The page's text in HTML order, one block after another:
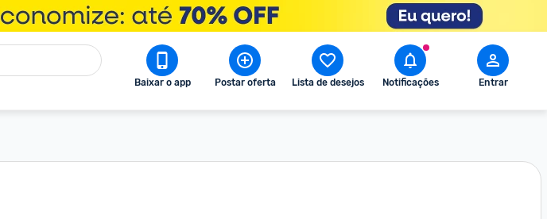
Baixar o app Postar oferta Lista de desejos Notificações Entrar